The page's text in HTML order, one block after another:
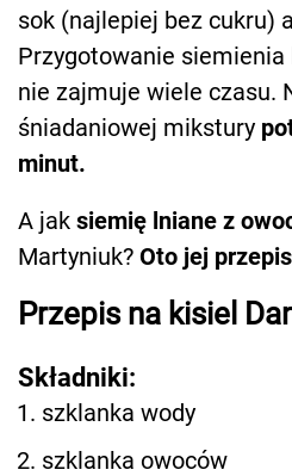
sok (najlepiej bez cukru)
Przygotowanie
nie zajmuje wiele czasu.
śniadaniowej mikstury
minut.
A jak siemię lniane z
Martyniuk? Oto jej
Przepis na kisiel
Składniki:
szklanka wody
szklanka owoców